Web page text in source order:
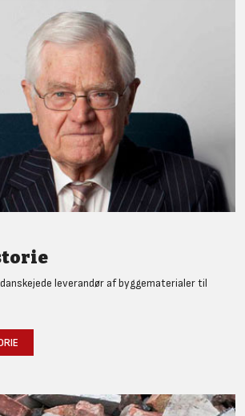
leverandør af byggematerialer til